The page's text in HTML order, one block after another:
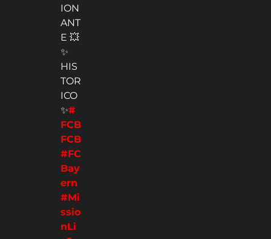
ION
ANT
E 💥
✨
HIS
TOR
ICO
✨#
FCB
FCB
#FC
Bay
ern
#Mi
ssio
nLi